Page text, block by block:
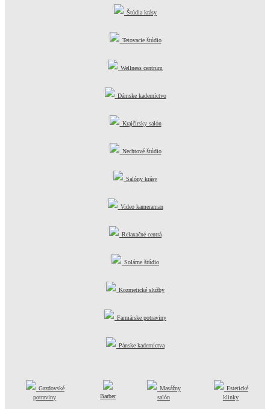
Štúdia krásy
Tetovacie štúdio
Wellness centrum
Dámske kaderníctvo
Krajčírsky salón
Nechtové štúdio
Salóny krásy
Video kameraman
Relaxačné centrá
Solárne štúdio
Kozmetické služby
Farmárske potraviny
Pánske kaderníctva
Gazdovské
potraviny
Barber
Masážny
salón
Estetické
klinky